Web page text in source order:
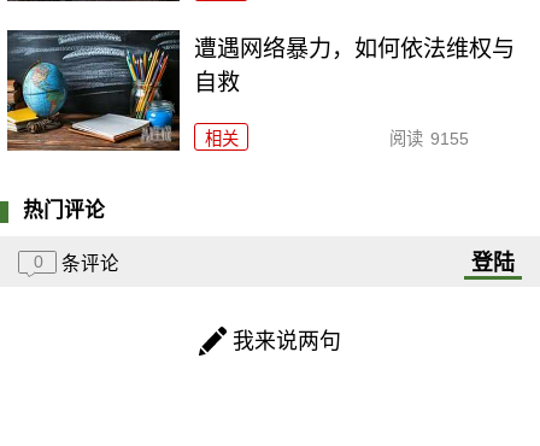
遭遇网络暴力，如何依法维权与
自救
相关 阅读 9155
热门评论
0 条评论 登陆
我来说两句